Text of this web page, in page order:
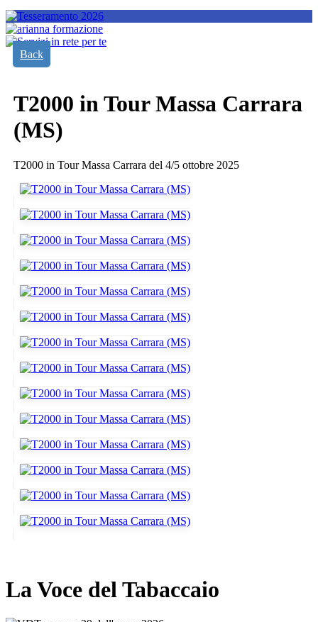
Back
T2000 in Tour Massa Carrara
(MS)
T2000 in Tour Massa Carrara del 4/5 ottobre 2025
La Voce del Tabaccaio